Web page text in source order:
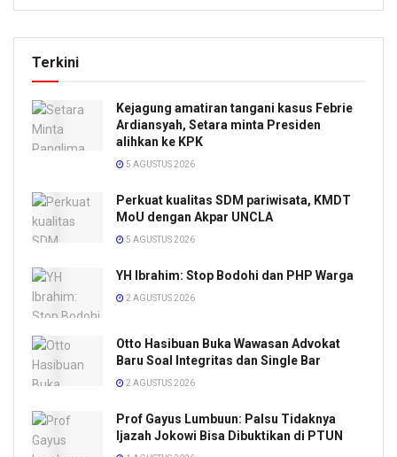
Terkini
Kejagung amatiran tangani kasus Febrie
Ardiansyah, Setara minta Presiden
alihkan ke KPK
5 AGUSTUS 2026
Perkuat kualitas SDM pariwisata, KMDT
MoU dengan Akpar UNCLA
5 AGUSTUS 2026
YH Ibrahim: Stop Bodohi dan PHP Warga
2 AGUSTUS 2026
Otto Hasibuan Buka Wawasan Advokat
Baru Soal Integritas dan Single Bar
2 AGUSTUS 2026
Prof Gayus Lumbuun: Palsu Tidaknya
Ijazah Jokowi Bisa Dibuktikan di PTUN